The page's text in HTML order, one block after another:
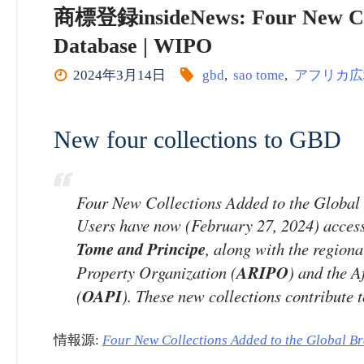
商標登録insideNews: Four New
Database | WIPO
2024年3月14日 gbd, sao tome, アフリカ
New four collections to GBD
Four New Collections Added to the
Users have now (February 27, 2024)
Tome and Principe, along with the
Property Organization (ARIPO) and the
(OAPI). These new collections contribute
情報源: Four New Collections Added to the Global